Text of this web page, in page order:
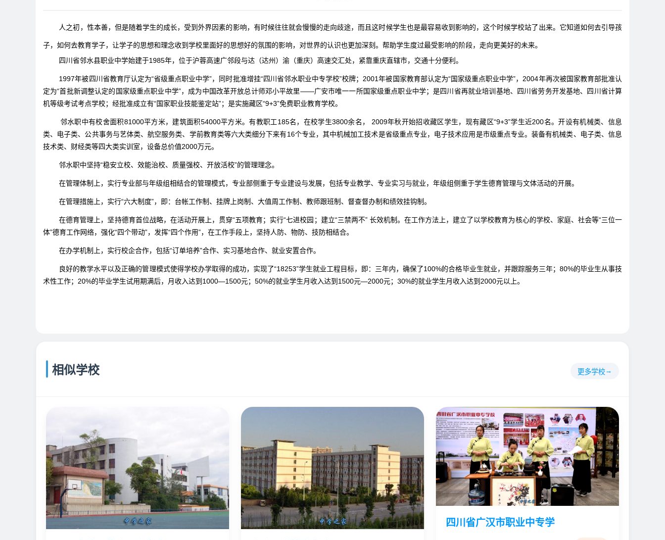
人之初，性本善，但是随着学生的成长，受到外界因素的影响，有时候往往就会慢慢的走向歧途，而且这时候学生也是最容易收到影响的，这个时候学校站了出来。它知道如何去引导孩
子，如何去教育学子，让学子的思想和理念收到学校里面好的思想好的氛围的影响，对世界的认识也更加深刻。帮助学生度过最受影响的阶段，走向更美好的未来。
四川省邻水县职业中学始建于1985年，位于沪蓉高速广邻段与达（达州）渝（重庆）高速交汇处，紧靠重庆直辖市，交通十分便利。
1997年被四川省教育厅认定为“省级重点职业中学”，同时批准增挂“四川省邻水职业中专学校”校牌；2001年被国家教育部认定为“国家级重点职业中学”，2004年再次被国家教育部批准认
定为“首批新调整认定的国家级重点职业中学”，成为中国改革开放总计师邓小平故里——广安市唯一一所国家级重点职业中学；是四川省再就业培训基地、四川省劳务开发基地、四川省计算
机等级考试考点学校；经批准成立有“国家职业技能鉴定站”；是实施藏区“9+3”免费职业教育学校。
邻水职中有校舍面积81000平方米，建筑面积54000平方米。有教职工185名，在校学生3800余名， 2009年秋开始招收藏区学生，现有藏区“9+3”学生近200名。开设有机械类、信息
类、电子类、公共事务与艺体类、航空服务类、学前教育类等六大类细分下来有16个专业，其中机械加工技术是省级重点专业，电子技术应用是市级重点专业。装备有机械类、电子类、信息
技术类、财经类等四大类实训室，设备总价值2000万元。
邻水职中坚持“稳安立校、效能治校、质量强校、开放活校”的管理理念。
在管理体制上，实行专业部与年级组相结合的管理模式，专业部侧重于专业建设与发展，包括专业教学、专业实习与就业，年级组侧重于学生德育管理与文体活动的开展。
在管理措施上，实行“六大制度”，即：台帐工作制、挂牌上岗制、大值周工作制、教师跟班制、督查督办制和绩效挂钩制。
在德育管理上，坚持德育首位战略，在活动开展上，贯穿“五项教育；实行“七进校园；建立“三禁两不” 长效机制。在工作方法上，建立了以学校教育为核心的学校、家庭、社会等“三位一
体”德育工作网络，强化“四个带动”，发挥“四个作用”，在工作手段上，坚持人防、物防、技防相结合。
在办学机制上，实行校企合作，包括“订单培养”合作、实习基地合作、就业安置合作。
良好的教学水平以及正确的管理模式使得学校办学取得的成功，实现了“18253”学生就业工程目标，即：三年内，确保了100%的合格毕业生就业，并跟踪服务三年；80%的毕业生从事技
术性工作；20%的毕业学生试用期满后，月收入达到1000—1500元；50%的就业学生月收入达到1500元—2000元；30%的就业学生月收入达到2000元以上。
相似学校 更多学校
四川省广汉市职业中专学